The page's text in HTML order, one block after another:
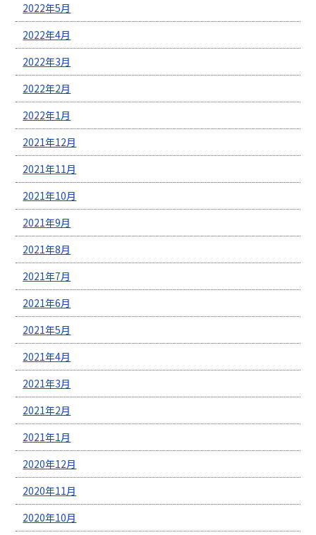
2022年5月
2022年4月
2022年3月
2022年2月
2022年1月
2021年12月
2021年11月
2021年10月
2021年9月
2021年8月
2021年7月
2021年6月
2021年5月
2021年4月
2021年3月
2021年2月
2021年1月
2020年12月
2020年11月
2020年10月